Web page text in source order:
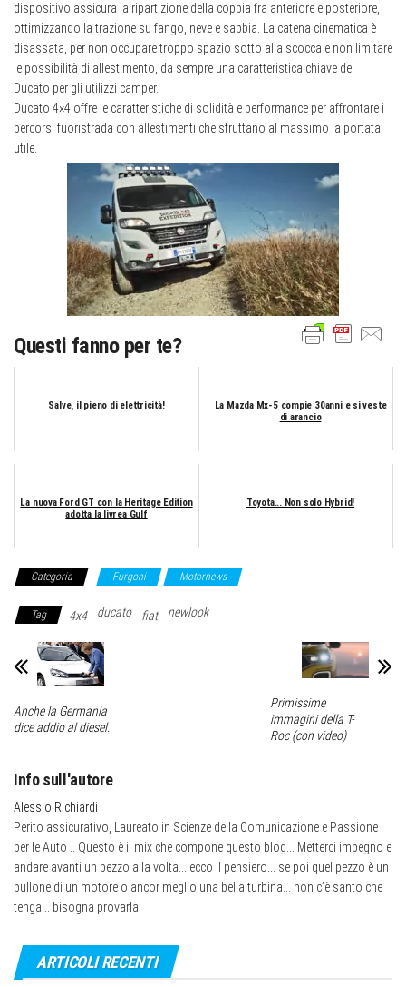
dispositivo assicura la ripartizione della coppia fra anteriore e posteriore,
ottimizzando la trazione su fango, neve e sabbia. La catena cinematica è
disassata, per non occupare troppo spazio sotto alla scocca e non limitare
le possibilità di allestimento, da sempre una caratteristica chiave del
Ducato per gli utilizzi camper.
Ducato 4×4 offre le caratteristiche di solidità e performance per affrontare i
percorsi fuoristrada con allestimenti che sfruttano al massimo la portata
utile.
Questi fanno per te?
Salve, il pieno di elettricità!
La Mazda Mx-5 compie 30anni e si veste
di arancio
La nuova Ford GT con la Heritage Edition
adotta la livrea Gulf
Toyota... Non solo Hybrid!
Categoria Furgoni Motornews
Tag 4x4 ducato fiat newlook
Anche la Germania
dice addio al diesel.
Primissime
immagini della T-
Roc (con video)
Info sull'autore
Alessio Richiardi
Perito assicurativo, Laureato in Scienze della Comunicazione e Passione
per le Auto .. Questo è il mix che compone questo blog... Metterci impegno e
andare avanti un pezzo alla volta... ecco il pensiero... se poi quel pezzo è un
bullone di un motore o ancor meglio una bella turbina... non c’è santo che
tenga... bisogna provarla!
ARTICOLI RECENTI